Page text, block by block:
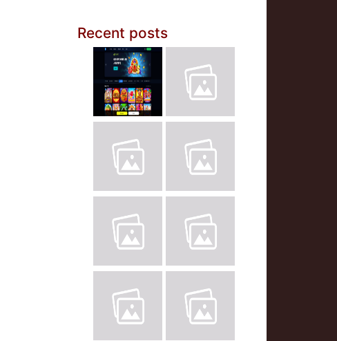
Recent posts